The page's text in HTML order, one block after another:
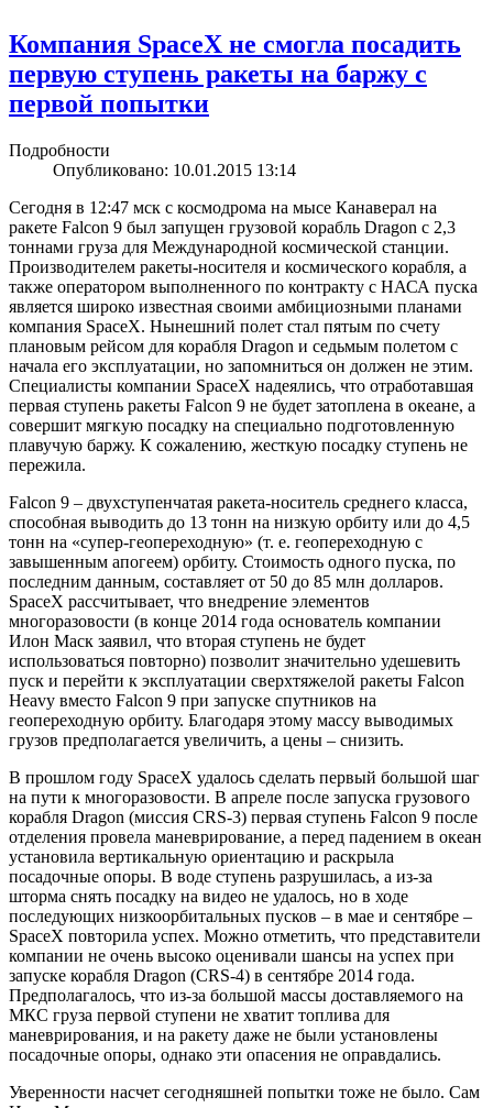
Компания SpaceX не смогла посадить
первую ступень ракеты на баржу с
первой попытки
Подробности
Опубликовано: 10.01.2015 13:14
Сегодня в 12:47 мск с космодрома на мысе Канаверал на
ракете Falcon 9 был запущен грузовой корабль Dragon с 2,3
тоннами груза для Международной космической станции.
Производителем ракеты-носителя и космического корабля, а
также оператором выполненного по контракту с НАСА пуска
является широко известная своими амбициозными планами
компания SpaceX. Нынешний полет стал пятым по счету
плановым рейсом для корабля Dragon и седьмым полетом с
начала его эксплуатации, но запомниться он должен не этим.
Специалисты компании SpaceX надеялись, что отработавшая
первая ступень ракеты Falcon 9 не будет затоплена в океане, а
совершит мягкую посадку на специально подготовленную
плавучую баржу. К сожалению, жесткую посадку ступень не
пережила.
Falcon 9 – двухступенчатая ракета-носитель среднего класса,
способная выводить до 13 тонн на низкую орбиту или до 4,5
тонн на «супер-геопереходную» (т. е. геопереходную с
завышенным апогеем) орбиту. Стоимость одного пуска, по
последним данным, составляет от 50 до 85 млн долларов.
SpaceX рассчитывает, что внедрение элементов
многоразовости (в конце 2014 года основатель компании
Илон Маск заявил, что вторая ступень не будет
использоваться повторно) позволит значительно удешевить
пуск и перейти к эксплуатации сверхтяжелой ракеты Falcon
Heavy вместо Falcon 9 при запуске спутников на
геопереходную орбиту. Благодаря этому массу выводимых
грузов предполагается увеличить, а цены – снизить.
В прошлом году SpaceX удалось сделать первый большой шаг
на пути к многоразовости. В апреле после запуска грузового
корабля Dragon (миссия CRS-3) первая ступень Falcon 9 после
отделения провела маневрирование, а перед падением в океан
установила вертикальную ориентацию и раскрыла
посадочные опоры. В воде ступень разрушилась, а из-за
шторма снять посадку на видео не удалось, но в ходе
последующих низкоорбитальных пусков – в мае и сентябре –
SpaceX повторила успех. Можно отметить, что представители
компании не очень высоко оценивали шансы на успех при
запуске корабля Dragon (CRS-4) в сентябре 2014 года.
Предполагалось, что из-за большой массы доставляемого на
МКС груза первой ступени не хватит топлива для
маневрирования, и на ракету даже не были установлены
посадочные опоры, однако эти опасения не оправдались.
Уверенности насчет сегодняшней попытки тоже не было. Сам